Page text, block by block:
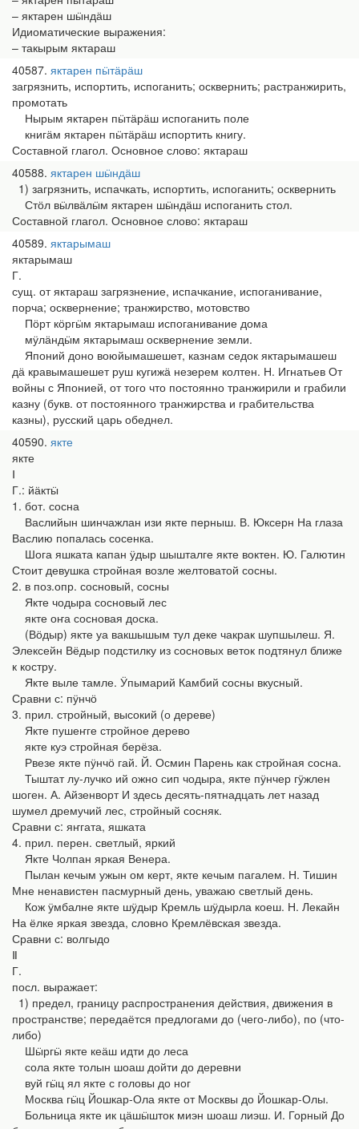
– яктарен шӹндӓш
Идиоматические выражения:
– такырым яктараш
40587 яктарен пӹтӓрӓш
загрязнить, испортить, испоганить; осквернить; растранжирить,
промотать
Нырым яктарен пӹтӓрӓш испоганить поле
книгӓм яктарен пӹтӓрӓш испортить книгу.
Составной глагол. Основное слово: яктараш
40588 яктарен шӹндӓш
1) загрязнить, испачкать, испортить, испоганить; осквернить
Стӧл вӹлвӓлӹм яктарен шӹндӓш испоганить стол.
Составной глагол. Основное слово: яктараш
40589 яктарымаш
яктарымаш
Г.
сущ. от яктараш загрязнение, испачкание, испоганивание,
порча; осквернение; транжирство, мотовство
Пӧрт кӧргӹм яктарымаш испоганивание дома
мӱлӓндӹм яктарымаш осквернение земли.
Японий доно воюйымашешет, казнам седок яктарымашеш
дӓ кравымашешет руш кугижӓ незерем колтен. Н. Игнатьев От
войны с Японией, от того что постоянно транжирили и грабили
казну (букв. от постоянного транжирства и грабительства
казны), русский царь обеднел.
40590 якте
якте
Ⅰ
Г.: йӓктӹ
1. бот. сосна
Васлийын шинчажлан изи якте перныш. В. Юксерн На глаза
Васлию попалась сосенка.
Шога яшката капан ӱдыр шышталге якте воктен. Ю. Галютин
Стоит девушка стройная возле желтоватой сосны.
2. в поз.опр. сосновый, сосны
Якте чодыра сосновый лес
якте оҥа сосновая доска.
(Вӧдыр) якте уа вакшышым тул деке чакрак шупшылеш. Я.
Элексейн Вёдыр подстилку из сосновых веток подтянул ближе
к костру.
Якте выле тамле. Ӱпымарий Камбий сосны вкусный.
Сравни с: пӱнчӧ
3. прил. стройный, высокий (о дереве)
Якте пушеҥге стройное дерево
якте куэ стройная берёза.
Рвезе якте пӱнчӧ гай. Й. Осмин Парень как стройная сосна.
Тыштат лу-лучко ий ожно сип чодыра, якте пӱнчер гӱжлен
шоген. А. Айзенворт И здесь десять-пятнадцать лет назад
шумел дремучий лес, стройный сосняк.
Сравни с: яҥгата, яшката
4. прил. перен. светлый, яркий
Якте Чолпан яркая Венера.
Пылан кечым ужын ом керт, якте кечым пагалем. Н. Тишин
Мне ненавистен пасмурный день, уважаю светлый день.
Кож ӱмбалне якте шӱдыр Кремль шӱдырла коеш. Н. Лекайн
На ёлке яркая звезда, словно Кремлёвская звезда.
Сравни с: волгыдо
Ⅱ
Г.
посл. выражает:
1) предел, границу распространения действия, движения в
пространстве; передаётся предлогами до (чего-либо), по (что-
либо)
Шӹргӹ якте кеӓш идти до леса
сола якте толын шоаш дойти до деревни
вуй гӹц ял якте с головы до ног
Москва гӹц Йошкар-Ола якте от Москвы до Йошкар-Олы.
Больница якте ик цӓшӹшток миэн шоаш лиэш. И. Горный До